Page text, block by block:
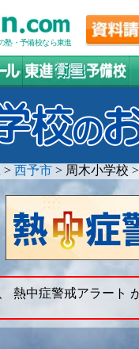
塾・予備校なら東進
> 西予市 > 周木小学校 >
熱中症警戒アラート